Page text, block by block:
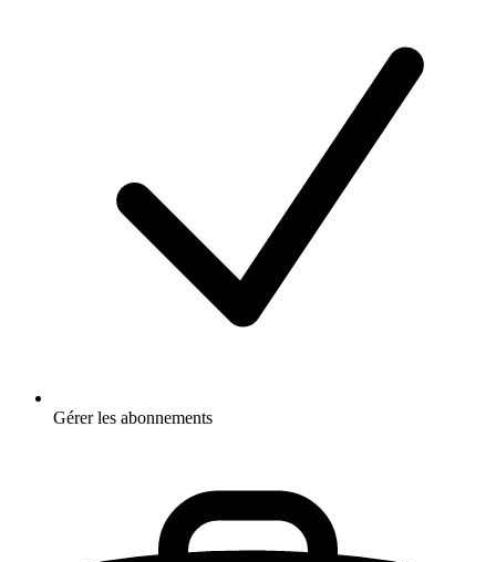
Gérer les abonnements